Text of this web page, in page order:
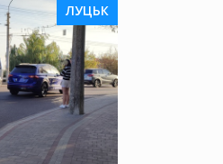
ЛУЦЬК